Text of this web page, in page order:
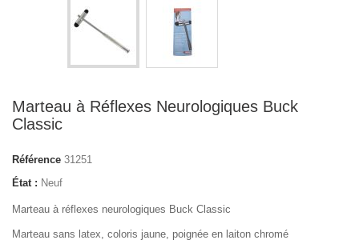
Marteau à Réflexes Neurologiques Buck
Classic
Référence 31251
État : Neuf
Marteau à réflexes neurologiques Buck Classic
Marteau sans latex, coloris jaune, poignée en laiton chromé